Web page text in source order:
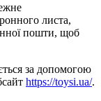
листа,
пошти, щоб
за допомогою
https://toysi.ua/.